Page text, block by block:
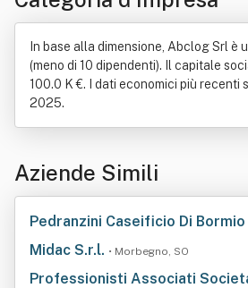
In base alla dimensione, Abclog Srl è
(meno di 10 dipendenti). Il capitale
100.0 K €. I dati economici più recenti
2025.
Aziende Simili
Pedranzini Caseificio Di Bormio
Midac S.r.l. • Morbegno, SO
Professionisti Associati